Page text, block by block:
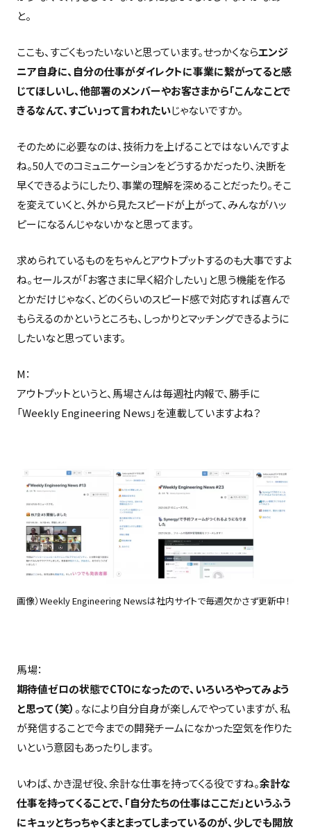
と。
ここも、すごくもったいないと思っています。せっかくならエンジ
ニア自身に、自分の仕事がダイレクトに事業に繋がってると感
じてほしいし、他部署のメンバーやお客さまから「こんなことで
きるなんて、すごい」って言われたいじゃないですか。
そのために必要なのは、技術力を上げることではないんですよ
ね。50人でのコミュニケーションをどうするかだったり、決断を
早くできるようにしたり、事業の理解を深めることだったり。そこ
を変えていくと、外から見たスピードが上がって、みんながハッ
ピーになるんじゃないかなと思ってます。
求められているものをちゃんとアウトプットするのも大事ですよ
ね。セールスが「お客さまに早く紹介したい」と思う機能を作る
とかだけじゃなく、どのくらいのスピード感で対応すれば喜んで
もらえるのかというところも、しっかりとマッチングできるように
したいなと思っています。
M：
アウトプットというと、馬場さんは毎週社内報で、勝手に
「Weekly Engineering News」を連載していますよね？
画像）Weekly Engineering Newsは社内サイトで毎週欠かさず更新中！
馬場：
期待値ゼロの状態でCTOになったので、いろいろやってみよう
と思って（笑） 。なにより自分自身が楽しんでやっていますが、私
が発信することで今までの開発チームになかった空気を作りた
いという意図もあったりします。
いわば、かき混ぜ役、余計な仕事を持ってくる役ですね。余計な
仕事を持ってくることで、「自分たちの仕事はここだ」というふう
にキュッとちっちゃくまとまってしまっているのが、少しでも開放